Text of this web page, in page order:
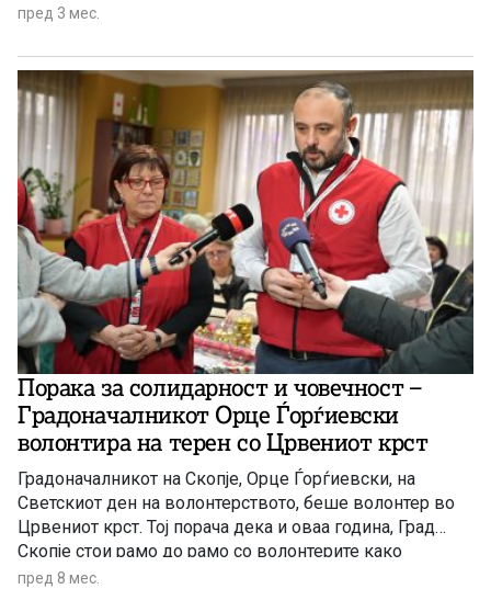
пред 3 мес.
Порака за солидарност и човечност –
Градоначалникот Орце Ѓорѓиевски
волонтира на терен со Црвениот крст
Градоначалникот на Скопје, Орце Ѓорѓиевски, на
Светскиот ден на волонтерството, беше волонтер во
Црвениот крст. Тој порача дека и оваа година, Град
Скопје стои рамо до рамо со волонтерите како
поддржувач, сојузник и активен учесник во
пред 8 мес.